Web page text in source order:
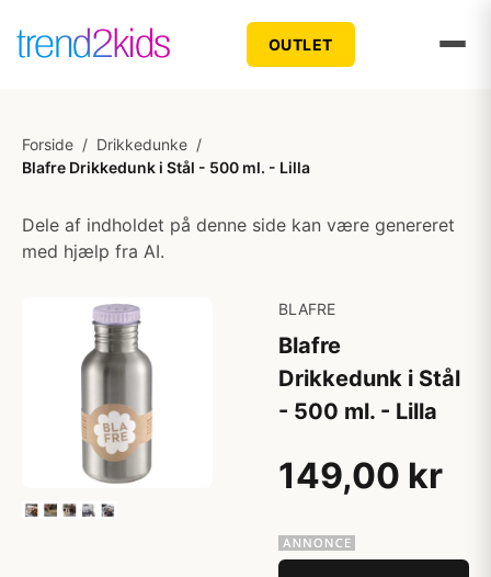
OUTLET
Forside / Drikkedunke /
Blafre Drikkedunk i Stål - 500 ml. - Lilla
Dele af indholdet på denne side kan være genereret
med hjælp fra AI.
BLAFRE
Blafre
Drikkedunk i Stål
- 500 ml. - Lilla
149,00 kr